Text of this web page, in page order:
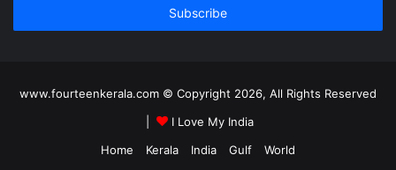
www.fourteenkerala.com © Copyright 2026, All Rights Reserved
I Love My India
Home
Kerala India Gulf World